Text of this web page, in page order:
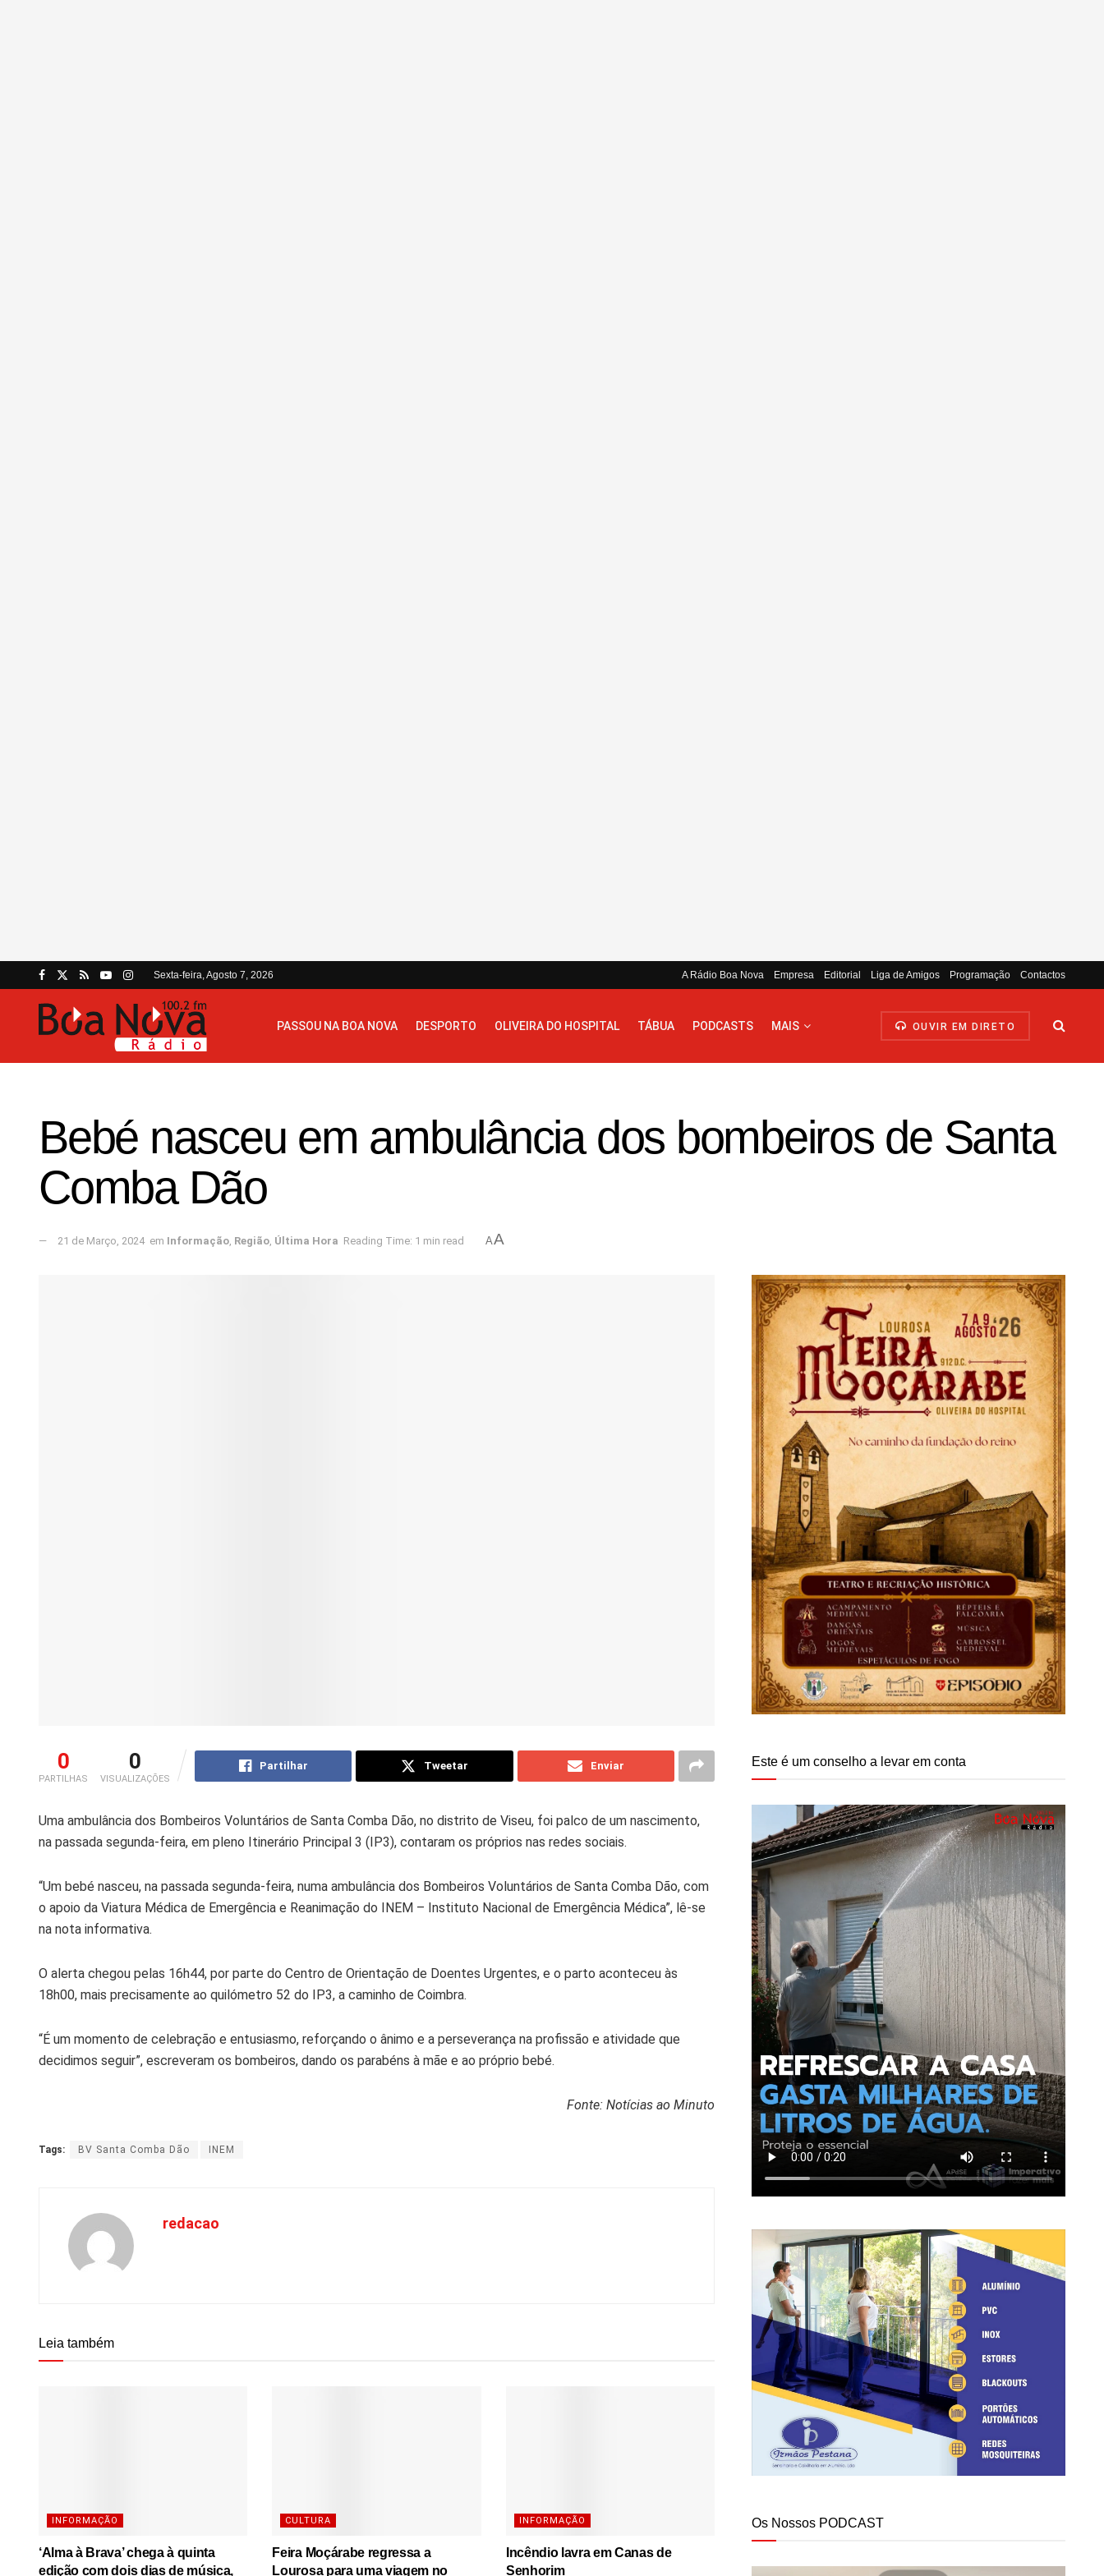
Sexta-feira, Agosto 7, 2026 A Rádio Boa Nova Empresa Editorial Liga de Amigos Programação Contactos
PASSOU NA BOA NOVA DESPORTO OLIVEIRA DO HOSPITAL TÁBUA PODCASTS MAIS OUVIR EM DIRETO
Bebé nasceu em ambulância dos bombeiros de Santa
Comba Dão
21 de Março, 2024 em Informação, Região, Última Hora Reading Time: 1 min read AA
0
PARTILHAS
0
VISUALIZAÇÕES
Partilhar Tweetar Enviar
Uma ambulância dos Bombeiros Voluntários de Santa Comba Dão, no distrito de Viseu, foi palco de um nascimento,
na passada segunda-feira, em pleno Itinerário Principal 3 (IP3), contaram os próprios nas redes sociais.
“Um bebé nasceu, na passada segunda-feira, numa ambulância dos Bombeiros Voluntários de Santa Comba Dão, com
o apoio da Viatura Médica de Emergência e Reanimação do INEM – Instituto Nacional de Emergência Médica”, lê-se
na nota informativa.
O alerta chegou pelas 16h44, por parte do Centro de Orientação de Doentes Urgentes, e o parto aconteceu às
18h00, mais precisamente ao quilómetro 52 do IP3, a caminho de Coimbra.
“É um momento de celebração e entusiasmo, reforçando o ânimo e a perseverança na profissão e atividade que
decidimos seguir”, escreveram os bombeiros, dando os parabéns à mãe e ao próprio bebé.
Fonte: Notícias ao Minuto
Tags: BV Santa Comba Dão INEM
redacao
Leia também
INFORMAÇÃO
‘Alma à Brava’ chega à quinta
edição com dois dias de música,
CULTURA
Feira Moçárabe regressa a
Lourosa para uma viagem no
INFORMAÇÃO
Incêndio lavra em Canas de
Senhorim
Este é um conselho a levar em conta
Os Nossos PODCAST